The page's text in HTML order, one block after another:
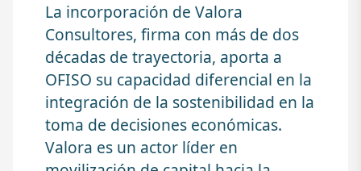
La incorporación de Valora
Consultores, firma con más de dos
décadas de trayectoria, aporta a
OFISO su capacidad diferencial en la
integración de la sostenibilidad en la
toma de decisiones económicas.
Valora es un actor líder en